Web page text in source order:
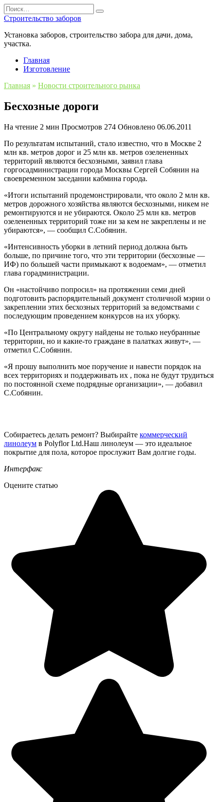
Перейти
к
содержанию
Search
for:
Строительство заборов
Установка заборов, строительство забора для дачи, дома,
участка.
Главная
Изготовление
Главная » Новости строительного рынка
Бесхозные дороги
На чтение 2 мин Просмотров 274 Обновлено 06.06.2011
По результатам испытаний, стало известно, что в Москве 2
млн кв. метров дорог и 25 млн кв. метров озелененных
территорий являются бесхозными, заявил глава
горгосадминистрации города Москвы Сергей Собянин на
своевременном заседании кабмина города.
«Итоги испытаний продемонстрировали, что около 2 млн кв.
метров дорожного хозяйства являются бесхозными, никем не
ремонтируются и не убираются. Около 25 млн кв. метров
озелененных территорий тоже ни за кем не закреплены и не
убираются», — сообщил С.Собянин.
«Интенсивность уборки в летний период должна быть
больше, по причине того, что эти территории (бесхозные —
ИФ) по большей части примыкают к водоемам», — отметил
глава горадминистрации.
Он «настойчиво попросил» на протяжении семи дней
подготовить распорядительный документ столичной мэрии о
закреплении этих бесхозных территорий за ведомствами с
последующим проведением конкурсов на их уборку.
«По Центральному округу найдены не только неубранные
территории, но и какие-то граждане в палатках живут», —
отметил С.Собянин.
«Я прошу выполнить мое поручение и навести порядок на
всех территориях и поддерживать их , пока не будут трудиться
по постоянной схеме подрядные организации», — добавил
С.Собянин.
Собираетесь делать ремонт? Выбирайте коммерческий
линолеум в Polyflor Ltd.Наш линолеум — это идеальное
покрытие для пола, которое прослужит Вам долгие годы.
Интерфакс
Оцените статью